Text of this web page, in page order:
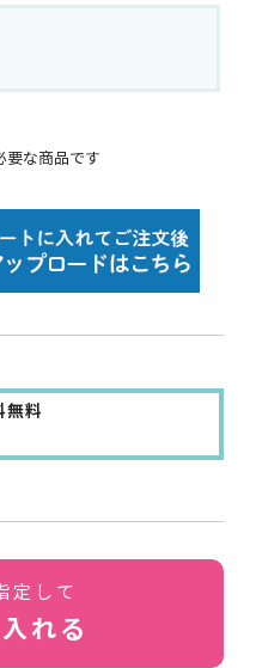
要な商品です
無料
定して
れる